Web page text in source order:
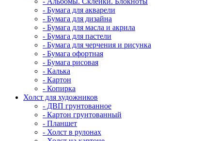
- Бумага для акварели
- Бумага для дизайна
- Бумага для масла и акрила
- Бумага для пастели
- Бумага для черчения и рисунка
- Бумага офортная
- Бумага рисовая
- Калька
- Картон
- Копирка
Холст для художников
- ДВП грунтованное
- Картон грунтованный
- Планшет
- Холст в рулонах